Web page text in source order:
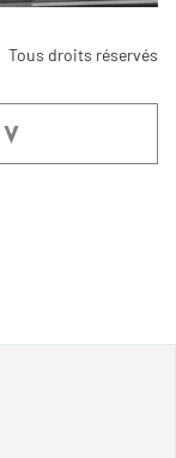
Tous droits réservés